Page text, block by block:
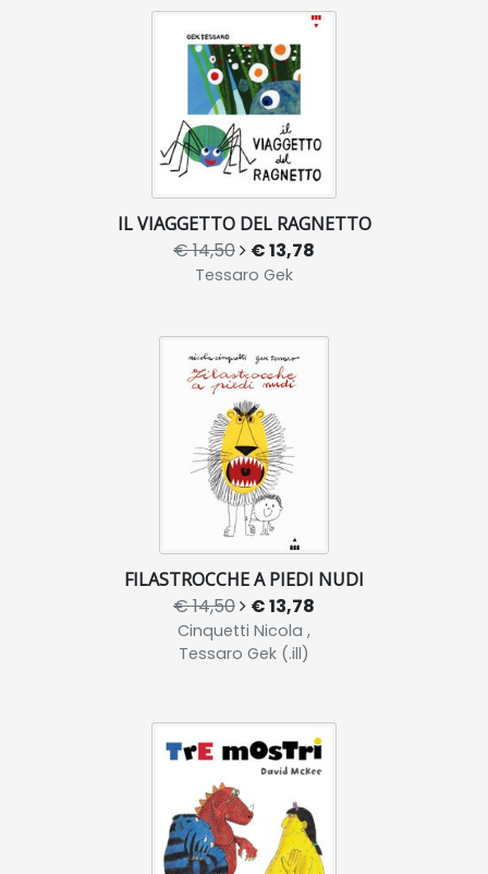
IL VIAGGETTO DEL RAGNETTO
€ 14,50 € 13,78
Tessaro Gek
FILASTROCCHE A PIEDI NUDI
€ 14,50 € 13,78
Cinquetti Nicola ,
Tessaro Gek (.ill)